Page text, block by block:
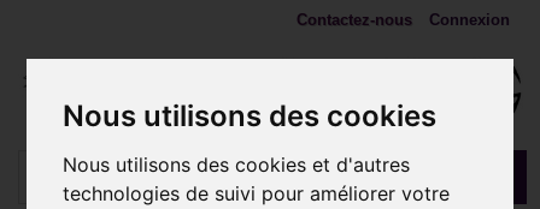
Nous utilisons des cookies
Nous utilisons des cookies et d'autres
technologies de suivi pour améliorer votre
Connexion
Contactez-nous